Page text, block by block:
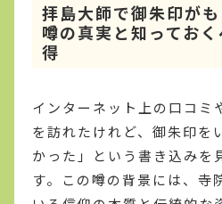
拝島大師で御朱印が
噂の真実と知ってお
得
インターネット上の口コミ
を訪れたけれど、御朱印を
かった」という書き込みを
す。この噂の背景には、寺